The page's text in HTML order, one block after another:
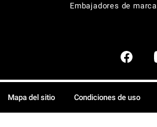
Embajadores de marca
Mapa del sitio Condiciones de uso